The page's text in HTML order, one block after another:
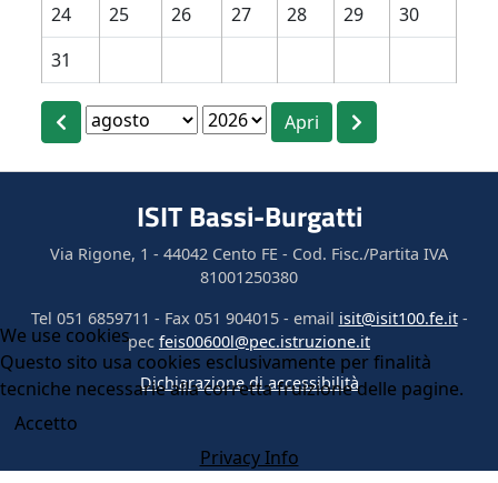
24
25 26 27 28 29
30
31
ISIT Bassi-Burgatti
Via Rigone, 1 - 44042 Cento FE - Cod. Fisc./Partita IVA
81001250380
Tel 051 6859711 - Fax 051 904015 - email isit@isit100.fe.it-
pec feis00600l@pec.istruzione.it
Dichiarazione di accessibilità
We use cookies
Questo sito usa cookies esclusivamente per finalità
tecniche necessarie alla corretta fruizione delle pagine.
Accetto
Privacy Info